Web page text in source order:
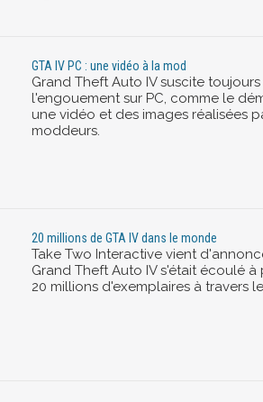
GTA IV PC : une vidéo à la mod
Grand Theft Auto IV suscite toujours
l'engouement sur PC, comme le
une vidéo et des images réalisées
moddeurs.
20 millions de GTA IV dans le monde
Take Two Interactive vient
Grand Theft Auto IV s'était écoulé à
20 millions d'exemplaires à travers